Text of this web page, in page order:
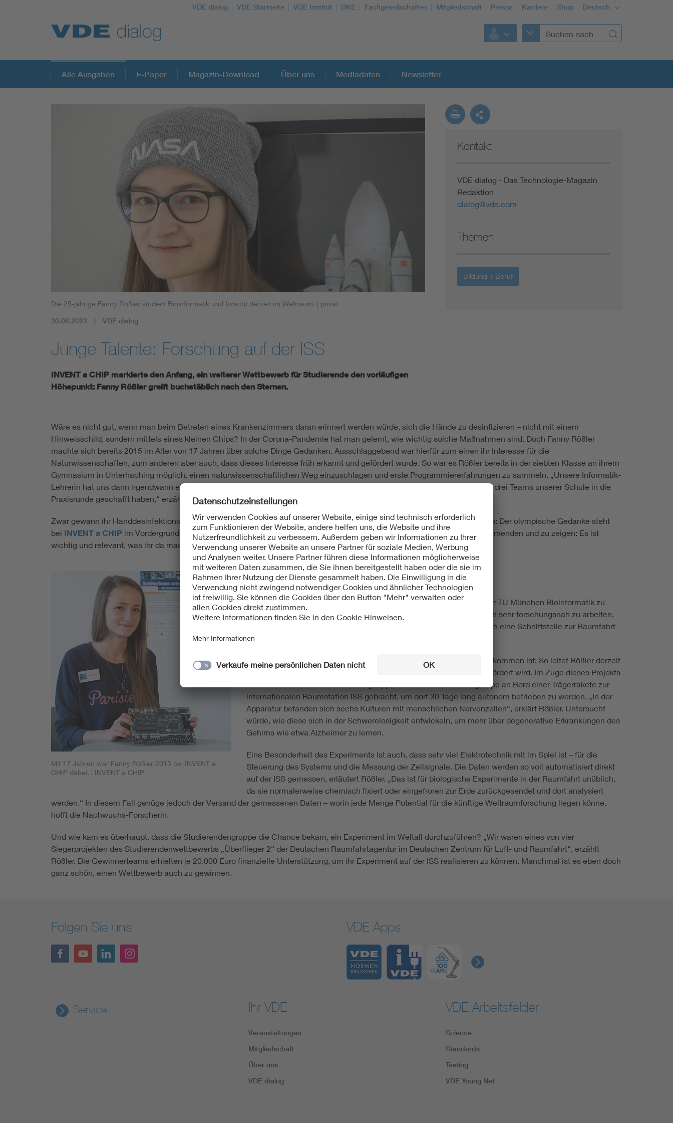
VDE dialog VDE Startseite VDE Institut DKE Fachgesellschaften Mitgliedschaft Presse Karriere Shop Deutsch
Alle Ausgaben E-Paper Magazin-Download Über uns Mediadaten Newsletter
Die 25-jährige Fanny Rößler studiert Bioinformatik und forscht derzeit im Weltraum. | privat
30.06.2023 VDE dialog
Junge Talente: Forschung auf der ISS
INVENT a CHIP markierte den Anfang, ein weiterer Wettbewerb für Studierende den vorläufigen
Höhepunkt: Fanny Rößler greift buchstäblich nach den Sternen.
Kontakt
VDE dialog - Das Technologie-Magazin
Redaktion
dialog@vde.com
Themen
Bildung + Beruf
Wäre es nicht gut, wenn man beim Betreten eines Krankenzimmers daran erinnert werden würde, sich die Hände zu desinfizieren – nicht mit einem
Hinweisschild, sondern mittels eines kleinen Chips? In der Corona-Pandemie hat man gelernt, wie wichtig solche Maßnahmen sind. Doch Fanny Rößler
machte sich bereits 2015 im Alter von 17 Jahren über solche Dinge Gedanken. Ausschlaggebend war hierfür zum einen ihr Interesse für die
Naturwissenschaften, zum anderen aber auch, dass dieses Interesse früh erkannt und gefördert wurde. So war es Rößler bereits in der siebten Klasse an ihrem
Gymnasium in Unterhaching möglich, einen naturwissenschaftlichen Weg einzuschlagen und erste Programmiererfahrungen zu sammeln. „Unsere Informatik-
Lehrerin hat uns dann irgendwann einmal vorgeschlagen am Wettbewerb INVENT a CHIP teilzunehmen, wo es tatsächlich drei Teams unserer Schule in die
Praxisrunde geschafft haben,“ erzählt die heute 25-Jährige.
Zwar gewann ihr Handdesinfektions-Chip letztlich nicht den Wettbewerb, doch dies ist eigentlich auch völlig nebensächlich: Der olympische Gedanke steht
bei INVENT a CHIP im Vordergrund. Denn schließlich geht es bei dem Wettbewerb vor allem um den Austausch der Teilnehmenden und zu zeigen: Es ist
wichtig und relevant, was ihr da macht, bleibt an dem Thema dran!
Mit 17 Jahren war Fanny Rößler 2015 bei INVENT a
CHIP dabei. | INVENT a CHIP
Wissenschaft im Weltall
Und Rößler blieb dran: Nach dem Abitur begann die junge Frau an der TU München Bioinformatik zu
studieren. Ihr großes Ziel ist es, auch nach ihrem Masterstudium noch sehr forschungsnah zu arbeiten.
„Idealerweise im Bereich Neurowissenschaften. Und wenn dann noch eine Schnittstelle zur Raumfahrt
dazu kommt, wäre das der absolute Traum.“
Ein Traum, den sie in diesem Jahr allerdings ein gutes Stück nähergekommen ist: So leitet Rößler derzeit
ein Projekt, das vom Deutschen Zentrum für Luft- und Raumfahrt gefördert wird. Im Zuge dieses Projekts
wurde am 15. März eine Forschungsapparatur der Studierendengruppe an Bord einer Trägerrakete zur
internationalen Raumstation ISS gebracht, um dort 30 Tage lang autonom betrieben zu werden. „In der
Apparatur befanden sich sechs Kulturen mit menschlichen Nervenzellen“, erklärt Rößler. Untersucht
würde, wie diese sich in der Schwerelosigkeit entwickeln, um mehr über degenerative Erkrankungen des
Gehirns wie etwa Alzheimer zu lernen.
Eine Besonderheit des Experiments ist auch, dass sehr viel Elektrotechnik mit im Spiel ist – für die
Steuerung des Systems und die Messung der Zellsignale. Die Daten werden so voll automatisiert direkt
auf der ISS gemessen, erläutert Rößler. „Das ist für biologische Experimente in der Raumfahrt unüblich,
da sie normalerweise chemisch fixiert oder eingefroren zur Erde zurückgesendet und dort analysiert
werden.“ In diesem Fall genüge jedoch der Versand der gemessenen Daten – worin jede Menge Potential für die künftige Weltraumforschung liegen könne,
hofft die Nachwuchs-Forscherin.
Und wie kam es überhaupt, dass die Studierendengruppe die Chance bekam, ein Experiment im Weltall durchzuführen? „Wir waren eines von vier
Siegerprojekten des Studierendenwettbewerbs „Überflieger 2“ der Deutschen Raumfahrtagentur im Deutschen Zentrum für Luft- und Raumfahrt“, erzählt
Rößler. Die Gewinnerteams erhielten je 20.000 Euro finanzielle Unterstützung, um ihr Experiment auf der ISS realisieren zu können. Manchmal ist es eben doch
ganz schön, einen Wettbewerb auch zu gewinnen.
Folgen Sie uns VDE Apps
Service Ihr VDE
Veranstaltungen
Mitgliedschaft
Über uns
VDE dialog
VDE Arbeitsfelder
Science
Standards
Testing
VDE Young Net